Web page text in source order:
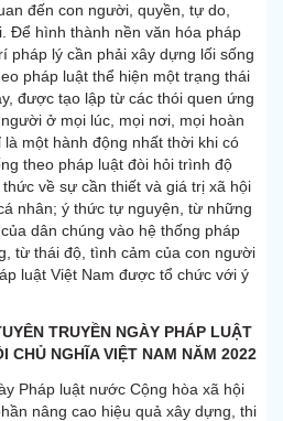
đến con người, quyền, tự do,
Để hình thành nền văn hóa pháp
pháp lý cần phải xây dựng lối sống
pháp luật thể hiện một trạng thái
được tạo lập từ các thói quen ứng
ở mọi lúc, mọi nơi, mọi hoàn
một hành động nhất thời khi có
theo pháp luật đòi hỏi trình độ
về sự cần thiết và giá trị xã hội
nhân; ý thức tự nguyện, từ những
dân chúng vào hệ thống pháp
từ thái độ, tình cảm của con người
luật Việt Nam được tổ chức với ý
TRUYỀN NGÀY PHÁP LUẬT
CHỦ NGHĨA VIỆT NAM NĂM 2022
Pháp luật nước Cộng hòa xã hội
nâng cao hiệu quả xây dựng, thi